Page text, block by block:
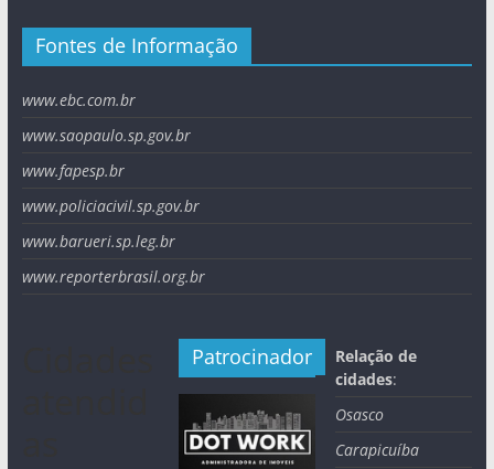
Fontes de Informação
www.ebc.com.br
www.saopaulo.sp.gov.br
www.fapesp.br
www.policiacivil.sp.gov.br
www.barueri.sp.leg.br
www.reporterbrasil.org.br
Patrocinador
Relação de
cidades:
Osasco
Carapicuíba